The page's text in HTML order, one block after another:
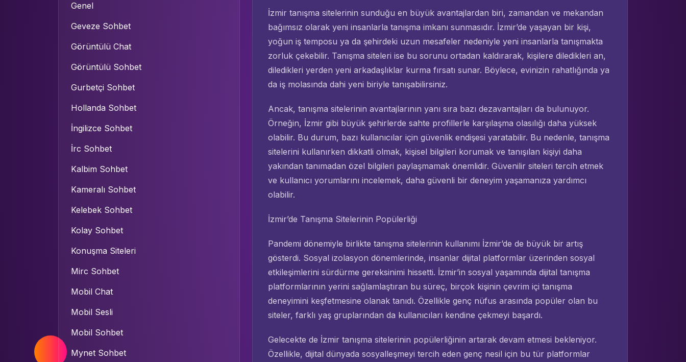
İzmir tanışma sitelerinin sunduğu en büyük avantajlardan biri, zamandan ve mekandan
bağımsız olarak yeni insanlarla tanışma imkanı sunmasıdır. İzmir’de yaşayan bir kişi,
yoğun iş temposu ya da şehirdeki uzun mesafeler nedeniyle yeni insanlarla tanışmakta
zorluk çekebilir. Tanışma siteleri ise bu sorunu ortadan kaldırarak, kişilere diledikleri an,
diledikleri yerden yeni arkadaşlıklar kurma fırsatı sunar. Böylece, evinizin rahatlığında ya
da iş molasında dahi yeni biriyle tanışabilirsiniz.
Ancak, tanışma sitelerinin avantajlarının yanı sıra bazı dezavantajları da bulunuyor.
Örneğin, İzmir gibi büyük şehirlerde sahte profillerle karşılaşma olasılığı daha yüksek
olabilir. Bu durum, bazı kullanıcılar için güvenlik endişesi yaratabilir. Bu nedenle, tanışma
sitelerini kullanırken dikkatli olmak, kişisel bilgileri korumak ve tanışılan kişiyi daha
yakından tanımadan özel bilgileri paylaşmamak önemlidir. Güvenilir siteleri tercih etmek
ve kullanıcı yorumlarını incelemek, daha güvenli bir deneyim yaşamanıza yardımcı
olabilir.
İzmir’de Tanışma Sitelerinin Popülerliği
Pandemi dönemiyle birlikte tanışma sitelerinin kullanımı İzmir’de de büyük bir artış
gösterdi. Sosyal izolasyon dönemlerinde, insanlar dijital platformlar üzerinden sosyal
etkileşimlerini sürdürme gereksinimi hissetti. İzmir’in sosyal yaşamında dijital tanışma
platformlarının yerini sağlamlaştıran bu süreç, birçok kişinin çevrim içi tanışma
deneyimini keşfetmesine olanak tanıdı. Özellikle genç nüfus arasında popüler olan bu
siteler, farklı yaş gruplarından da kullanıcıları kendine çekmeyi başardı.
Gelecekte de İzmir tanışma sitelerinin popülerliğinin artarak devam etmesi bekleniyor.
Özellikle, dijital dünyada sosyalleşmeyi tercih eden genç nesil için bu tür platformlar
Genel
Geveze Sohbet
Görüntülü Chat
Görüntülü Sohbet
Gurbetçi Sohbet
Hollanda Sohbet
İngilizce Sohbet
İrc Sohbet
Kalbim Sohbet
Kameralı Sohbet
Kelebek Sohbet
Kolay Sohbet
Konuşma Siteleri
Mirc Sohbet
Mobil Chat
Mobil Sesli
Mobil Sohbet
Mynet Sohbet